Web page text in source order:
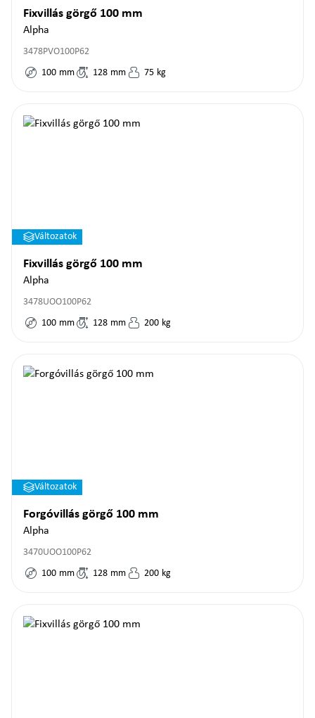
Fixvillás görgő 100 mm
Alpha
3478PVO100P62
100 mm 128 mm 75 kg
Változatok
Fixvillás görgő 100 mm
Alpha
3478UOO100P62
100 mm 128 mm 200 kg
Változatok
Forgóvillás görgő 100 mm
Alpha
3470UOO100P62
100 mm 128 mm 200 kg